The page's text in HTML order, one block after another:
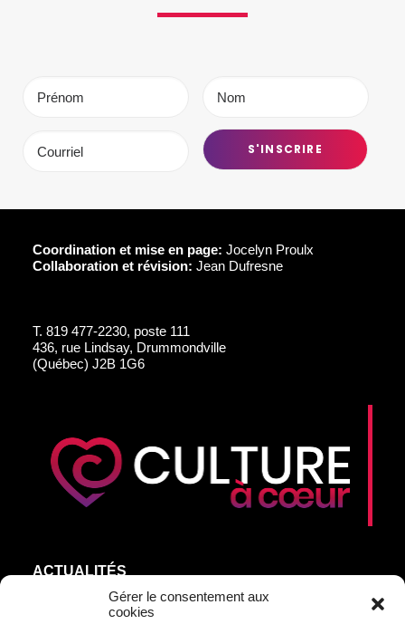
Gérer le consentement aux
cookies
Coordination et mise en page: Jocelyn Proulx
Collaboration et révision: Jean Dufresne
T. 819 477-2230, poste 111
436, rue Lindsay, Drummondville
(Québec) J2B 1G6
ACTUALITÉS
AGEND’ART